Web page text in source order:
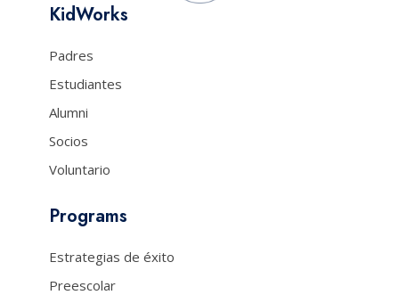
KidWorks
Padres
Estudiantes
Alumni
Socios
Voluntario
Programs
Estrategias de éxito
Preescolar